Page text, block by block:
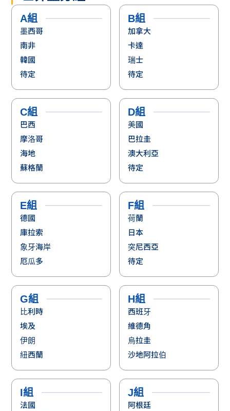
A組
墨西哥
南非
韓國
待定
B組
加拿大
卡達
瑞士
待定
C組
巴西
摩洛哥
海地
蘇格蘭
D組
美國
巴拉圭
澳大利亞
待定
E組
德國
庫拉索
象牙海岸
厄瓜多
F組
荷蘭
日本
突尼西亞
待定
G組
比利時
埃及
伊朗
紐西蘭
H組
西班牙
維德角
烏拉圭
沙地阿拉伯
I組
法國
J組
阿根廷